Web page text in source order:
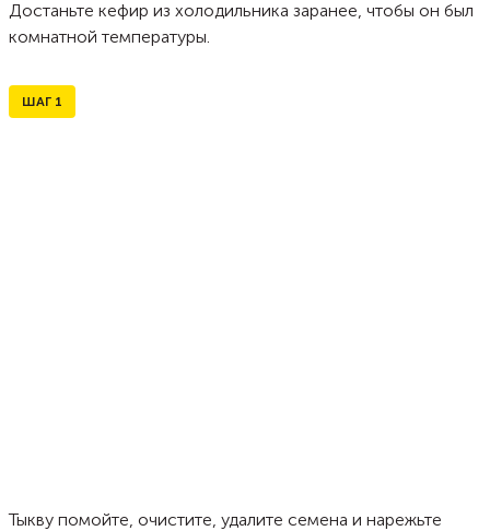
Достаньте кефир из холодильника заранее, чтобы он был
комнатной температуры.
ШАГ 1
Тыкву помойте, очистите, удалите семена и нарежьте